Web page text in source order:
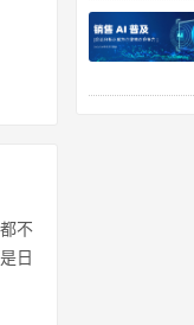
不
日